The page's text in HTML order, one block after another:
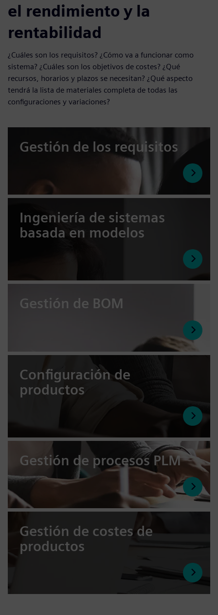
el rendimiento y la
rentabilidad
¿Cuáles son los requisitos? ¿Cómo va a funcionar como
sistema? ¿Cuáles son los objetivos de costes? ¿Qué
recursos, horarios y plazos se necesitan? ¿Qué aspecto
tendrá la lista de materiales completa de todas las
configuraciones y variaciones?
Gestión de los requisitos
Ingeniería de sistemas
basada en modelos
Gestión de BOM
Configuración de
productos
Gestión de procesos PLM
Gestión de costes de
productos